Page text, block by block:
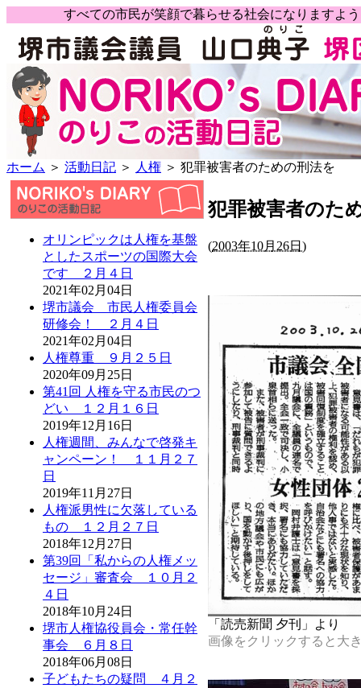
すべての市民が笑顔で暮らせる社会になります
ホーム ＞ 活動日記 ＞ 人権 ＞ 犯罪被害者のための刑法を
オリンピックは人権を基盤
としたスポーツの国際大会
です ２月４日
2021年02月04日
堺市議会 市民人権委員会
研修会！ ２月４日
2021年02月04日
人権尊重 ９月２５日
2020年09月25日
第41回 人権を守る市民のつ
どい １２月１６日
2019年12月16日
人権週間、みんなで啓発キ
ャンペーン！ １１月２７
日
2019年11月27日
人権派男性に欠落している
もの １２月２７日
2018年12月27日
第39回「私からの人権メッ
セージ」審査会 １０月２
４日
2018年10月24日
堺市人権協役員会・常任幹
事会 ６月８日
2018年06月08日
子どもたちの疑問 ４月２
犯罪被害者のた
(2003年10月26日)
「読売新聞 夕刊」より
画像をクリックすると大